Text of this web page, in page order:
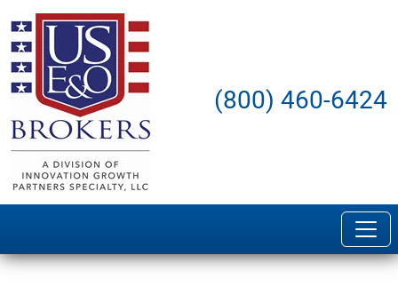
(800) 460-6424